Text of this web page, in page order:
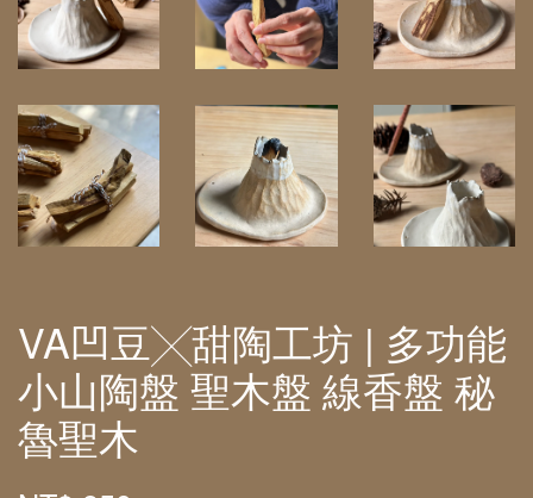
VA凹豆╳甜陶工坊 | 多功能
小山陶盤 聖木盤 線香盤 秘
魯聖木